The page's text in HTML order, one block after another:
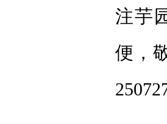
注芋
便，